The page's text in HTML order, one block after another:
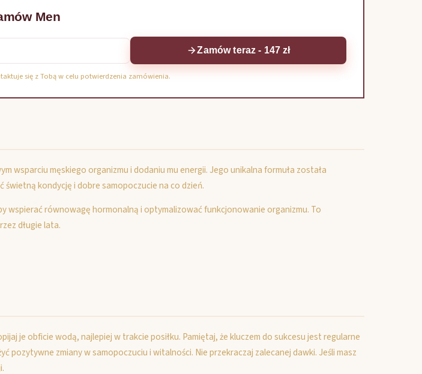
Men
Zamów teraz - 147 zł
się z Tobą w celu potwierdzenia zamówienia.
wsparciu męskiego organizmu i dodaniu mu energii. Jego unikalna formuła została
kondycję i dobre samopoczucie na co dzień.
wspierać równowagę hormonalną i optymalizować funkcjonowanie organizmu. To
długie lata.
je obficie wodą, najlepiej w trakcie posiłku. Pamiętaj, że kluczem do sukcesu jest regularne
zmiany w samopoczuciu i witalności. Nie przekraczaj zalecanej dawki. Jeśli masz